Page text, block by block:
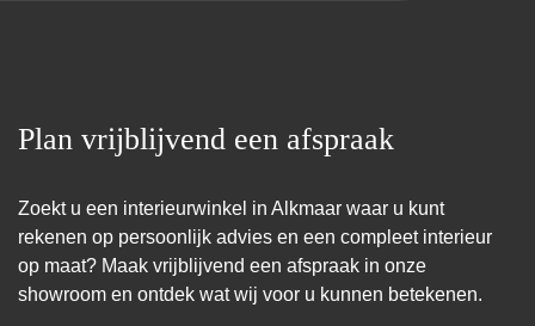
Plan vrijblijvend een afspraak
Zoekt u een interieurwinkel in Alkmaar waar u kunt
rekenen op persoonlijk advies en een compleet interieur
op maat? Maak vrijblijvend een afspraak in onze
showroom en ontdek wat wij voor u kunnen betekenen.